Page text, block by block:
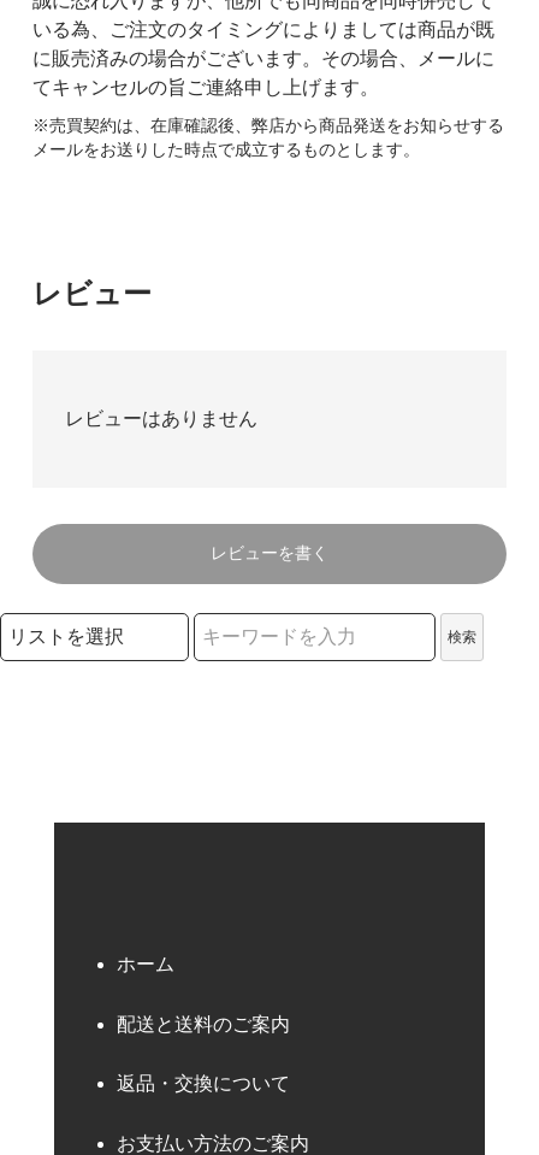
いる為、ご注文のタイミングによりましては商品が既
に販売済みの場合がございます。その場合、メールに
てキャンセルの旨ご連絡申し上げます。
※売買契約は、在庫確認後、弊店から商品発送をお知らせする
メールをお送りした時点で成立するものとします。
レビュー
レビューはありません
レビューを書く
検索リストの選択
検索
ホーム
配送と送料のご案内
返品・交換について
お支払い方法のご案内